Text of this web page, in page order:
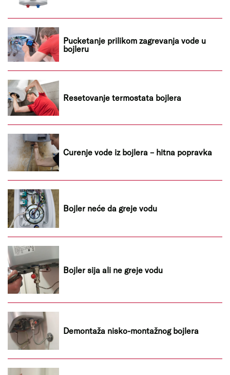
Pucketanje prilikom zagrevanja vode u
bojleru
Resetovanje termostata bojlera
Curenje vode iz bojlera – hitna popravka
Bojler neće da greje vodu
Bojler sija ali ne greje vodu
Demontaža nisko-montažnog bojlera